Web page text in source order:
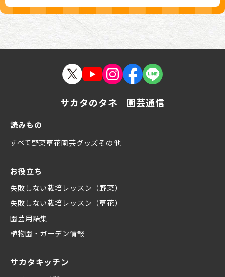
サカタのタネ 園芸通信
読みもの
すべて野菜草花園芸グッズその他
お役立ち
失敗しない栽培レッスン（野菜）
失敗しない栽培レッスン（草花）
園芸用語集
植物園・ガーデン情報
サカタキッチン